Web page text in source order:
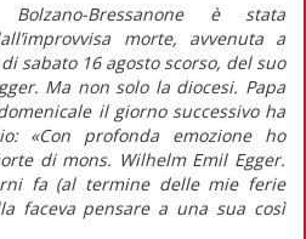
Bressanone è stata
morte, avvenuta a
sabato 16 agosto scorso, del suo
Ma non solo la diocesi. Papa
il giorno successivo ha
«Con profonda emozione ho
di mons. Wilhelm Emil Egger.
fa (al termine delle mie ferie
faceva pensare a una sua così